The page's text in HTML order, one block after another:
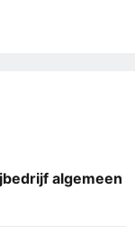
algemeen